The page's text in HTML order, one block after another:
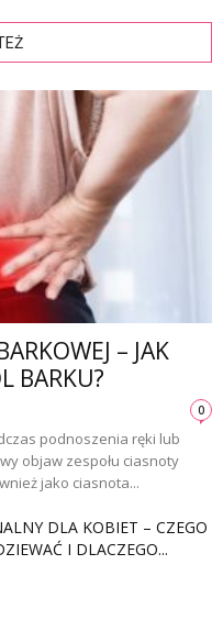
– JAK
BARKU?
0
podnoszenia ręki lub
objaw zespołu ciasnoty
jako ciasnota...
DLA KOBIET – CZEGO
I DLACZEGO...